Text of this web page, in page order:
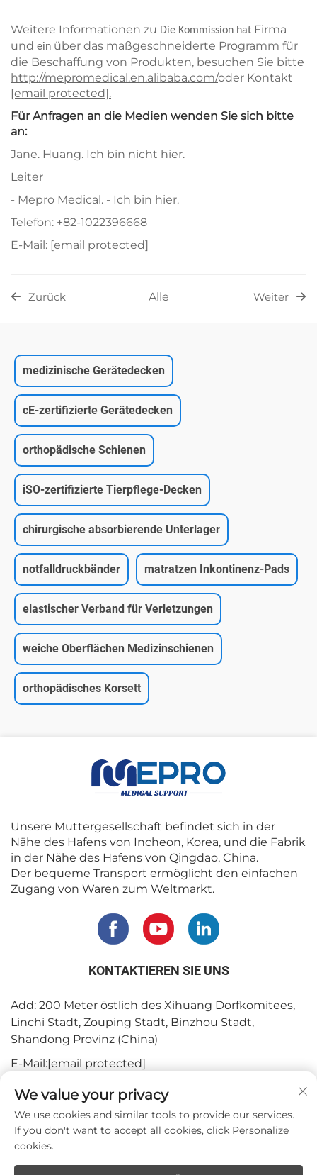
Weitere Informationen zu Die Kommission hat Firma
und ein über das maßgeschneiderte Programm für
die Beschaffung von Produkten, besuchen Sie bitte
http://mepromedical.en.alibaba.com/oder Kontakt
[email protected].
Für Anfragen an die Medien wenden Sie sich bitte
an:
Jane. Huang. Ich bin nicht hier.
Leiter
- Mepro Medical. - Ich bin hier.
Telefon: +82-1022396668
E-Mail: [email protected]
Zurück Alle Weiter
medizinische Gerätedecken
cE-zertifizierte Gerätedecken
orthopädische Schienen
iSO-zertifizierte Tierpflege-Decken
chirurgische absorbierende Unterlager
notfalldruckbänder matratzen Inkontinenz-Pads
elastischer Verband für Verletzungen
weiche Oberflächen Medizinschienen
orthopädisches Korsett
Unsere Muttergesellschaft befindet sich in der
Nähe des Hafens von Incheon, Korea, und die Fabrik
in der Nähe des Hafens von Qingdao, China.
Der bequeme Transport ermöglicht den einfachen
Zugang von Waren zum Weltmarkt.
KONTAKTIEREN SIE UNS
Add: 200 Meter östlich des Xihuang Dorfkomitees,
Linchi Stadt, Zouping Stadt, Binzhou Stadt,
Shandong Provinz (China)
E-Mail:[email protected]
Tel.: +82-3180427370
Telefon:+86-15564344404
WhatsApp: +82-1022396668
We value your privacy
We use cookies and similar tools to provide our services.
If you don't want to accept all cookies, click Personalize
cookies.